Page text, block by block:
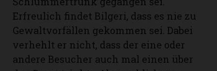
Erfreulich findet Bilgeri, dass es nie zu
Gewaltvorfällen gekommen sei. Dabei
verhehlt er nicht, dass der eine oder
andere Besucher auch mal einen über